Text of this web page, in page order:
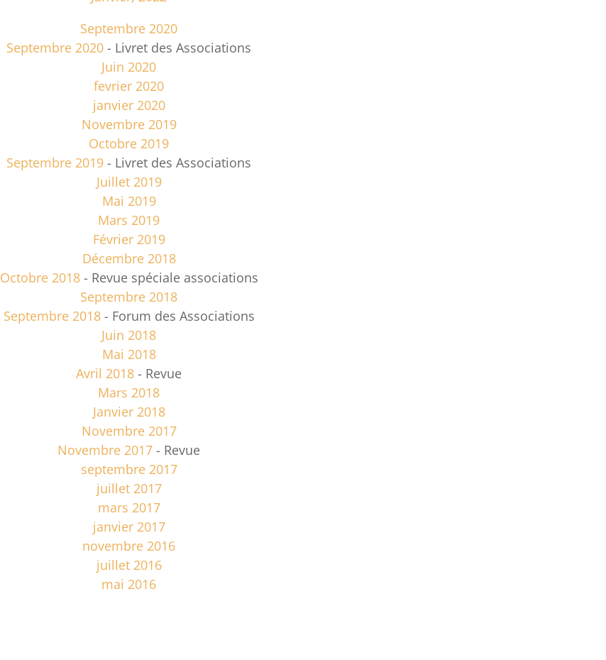
Septembre 2020
Septembre 2020 - Livret des Associations
Juin 2020
fevrier 2020
janvier 2020
Novembre 2019
Octobre 2019
Septembre 2019 - Livret des Associations
Juillet 2019
Mai 2019
Mars 2019
Février 2019
Décembre 2018
Octobre 2018- Revue spéciale associations
Septembre 2018
Septembre 2018- Forum des Associations
Juin 2018
Mai 2018
Avril 2018 - Revue
Mars 2018
Janvier 2018
Novembre 2017
Novembre 2017- Revue
septembre 2017
juillet 2017
mars 2017
janvier 2017
novembre 2016
juillet 2016
mai 2016